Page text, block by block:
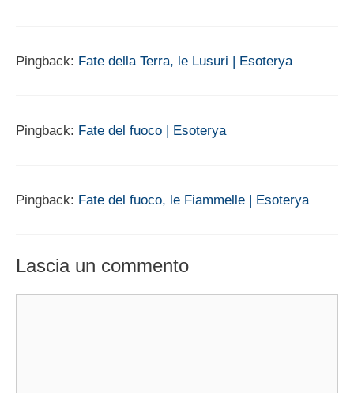
Pingback: Fate della Terra, le Lusuri | Esoterya
Pingback: Fate del fuoco | Esoterya
Pingback: Fate del fuoco, le Fiammelle | Esoterya
Lascia un commento